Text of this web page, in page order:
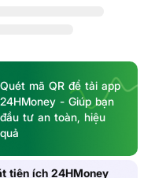
Quét mã QR để tải app
24HMoney - Giúp bạn
đầu tư an toàn, hiệu
quả
tiện ích 24HMoney